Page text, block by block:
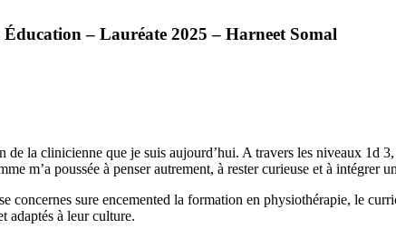
– Lauréate 2025 – Harneet Somal
la clinicienne que je suis aujourd’hui. A travers les niveaux 1d
m’a poussée à penser autrement, à rester curieuse et à intégrer
concernes sure encemented la formation en physiothérapie, le
adaptés à leur culture.